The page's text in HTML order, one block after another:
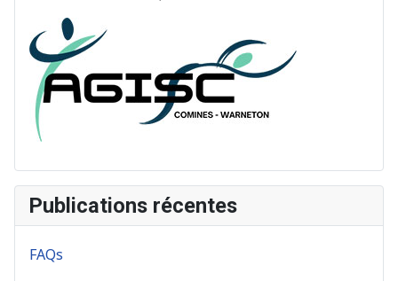
Publications récentes
FAQs